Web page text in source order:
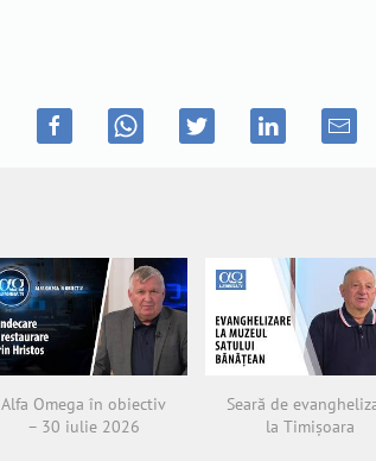
Alfa Omega în obiectiv
– 30 iulie 2026
Seară de
la Timișoara